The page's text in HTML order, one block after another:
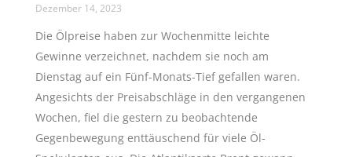
Dezember 14, 2023
Die Ölpreise haben zur Wochenmitte leichte
Gewinne verzeichnet, nachdem sie noch am
Dienstag auf ein Fünf-Monats-Tief gefallen waren.
Angesichts der Preisabschläge in den vergangenen
Wochen, fiel die gestern zu beobachtende
Gegenbewegung enttäuschend für viele Öl-